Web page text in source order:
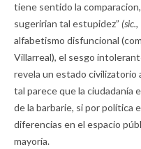
tiene sentido la
sugeririan tal estupidez” (sic.,
alfabetismo disfuncional
Villarreal), el sesgo
revela un estado civilizatorio
tal parece que la ciudadanía
de la barbarie, si por política
diferencias en el espacio
mayoría.